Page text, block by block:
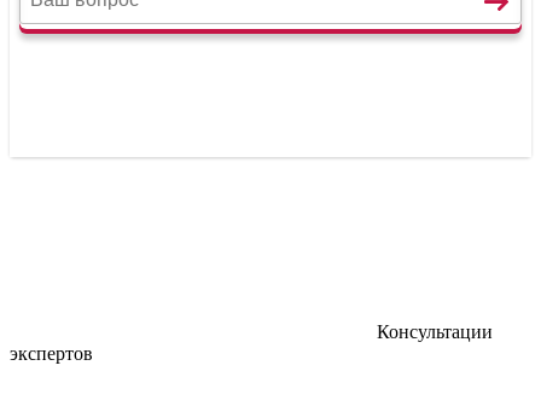
Консультации
экспертов